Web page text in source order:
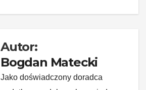
Autor:
Bogdan Matecki
Jako doświadczony doradca